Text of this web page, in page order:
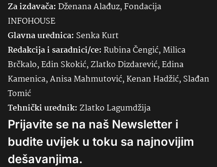
Za izdavača:Dženana Alađuz, Fondacija
INFOHOUSE
Glavna urednica: SenkaKurt
Redakcija i saradnici/ce:Rubina Čengić, Milica
Brčkalo, Edin Skokić, Zlatko Dizdarević, Edina
Kamenica, Anisa Mahmutović, Kenan Hadžić, Slađan
Tomić
Tehnički urednik:Zlatko Lagumdžija
Prijavite se na naš Newsletter i
budite uvijek u toku sa najnovijim
dešavanjima.